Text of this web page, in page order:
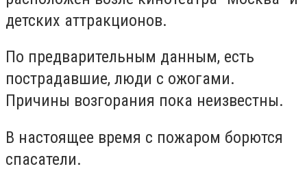
детских аттракционов.
По предварительным данным, есть
пострадавшие, люди с ожогами.
Причины возгорания пока неизвестны.
В настоящее время с пожаром борются
спасатели.